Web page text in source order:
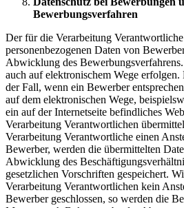
Bewerbungsverfahren
Der für die Verarbeitung
personenbezogenen Daten von
Abwicklung des
auch auf elektronischem Wege erfolgen.
der Fall, wenn ein Bewerber
auf dem elektronischen Wege,
ein auf der Internetseite befindliches
Verarbeitung Verantwortlichen
Verarbeitung Verantwortliche einen
Bewerber, werden die übermittelten
Abwicklung des
gesetzlichen Vorschriften gespeichert.
Verarbeitung Verantwortlichen kein
Bewerber geschlossen, so werden die